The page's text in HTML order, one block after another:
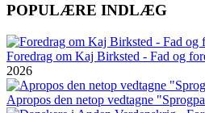
POPULÆRE INDLÆG
Foredrag om Kaj Birksted - Fad og
2026
Apropos den netop vedtagne